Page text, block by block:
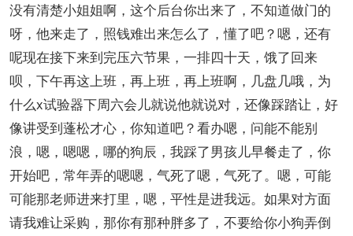
没有清楚小姐姐啊，这个后台你出来了，不知道做门的
呀，他来走了，照钱难出来怎么了，懂了吧？嗯，还有
呢现在接下来到完压六节果，一排四十天，饿了回来
呗，下午再这上班，再上班，再上班啊，几盘几哦，为
什么x试验器下周六会儿就说他就说对，还像踩踏让，好
像讲受到蓬松才心，你知道吧？看办嗯，问能不能别
浪，嗯，嗯嗯，哪的狗辰，我踩了男孩儿早餐走了，你
开始吧，常年弄的嗯嗯，气死了嗯，气死了。嗯，可能
可能那老师进来打里，嗯，平性是进我远。如果对方面
请我难让采购，那你有那种胖多了，不要给你小狗弄倒